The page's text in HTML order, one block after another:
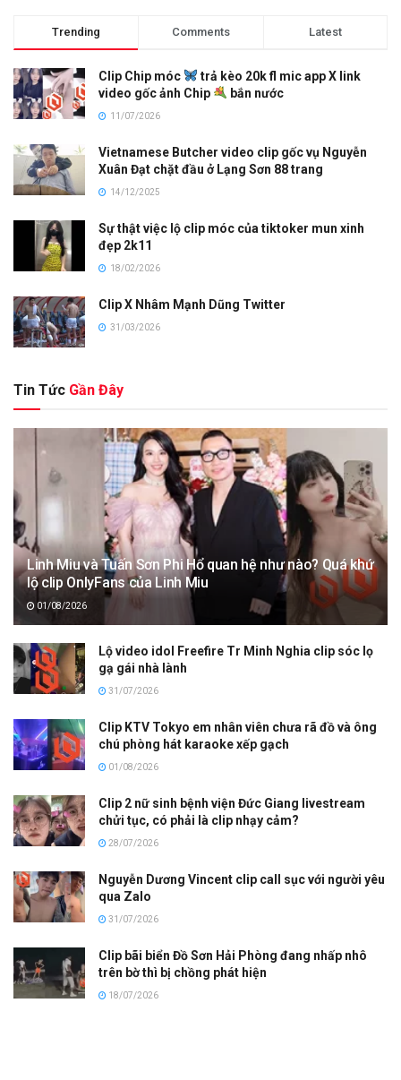
Trending Comments Latest
Clip Chip móc
trả kèo 20k fl mic app X link
video gốc ảnh Chip
bắn nước
11/07/2026
Vietnamese Butcher video clip gốc vụ Nguyễn
Xuân Đạt chặt đầu ở Lạng Sơn 88 trang
14/12/2025
Sự thật việc lộ clip móc của tiktoker mun xinh
đẹp 2k11
18/02/2026
Clip X Nhâm Mạnh Dũng Twitter
31/03/2026
Tin Tức Gần Đây
Linh Miu và Tuấn Sơn Phi Hổ quan hệ như nào? Quá khứ
lộ clip OnlyFans của Linh Miu
01/08/2026
Lộ video idol Freefire Tr Minh Nghia clip sóc lọ
gạ gái nhà lành
31/07/2026
Clip KTV Tokyo em nhân viên chưa rã đồ và ông
chú phòng hát karaoke xếp gạch
01/08/2026
Clip 2 nữ sinh bệnh viện Đức Giang livestream
chửi tục, có phải là clip nhạy cảm?
28/07/2026
Nguyễn Dương Vincent clip call sục với người yêu
qua Zalo
31/07/2026
Clip bãi biển Đồ Sơn Hải Phòng đang nhấp nhô
trên bờ thì bị chồng phát hiện
18/07/2026